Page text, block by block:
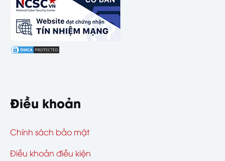
Điều khoản
Chính sách bảo mật
Điều khoản điều kiện